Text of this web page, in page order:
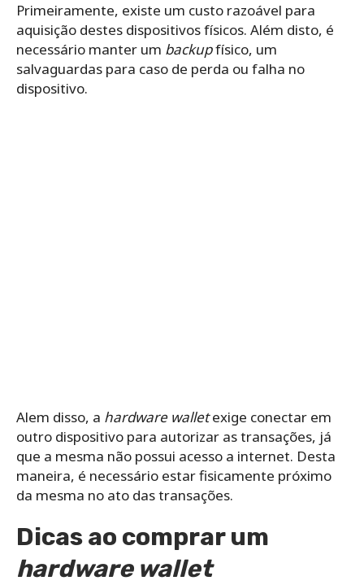
Primeiramente, existe um custo razoável para
aquisição destes dispositivos físicos. Além disto, é
necessário manter um backupfísico, um
salvaguardas para caso de perda ou falha no
dispositivo.
Alem disso, a hardware walletexige conectar em
outro dispositivo para autorizar as transações, já
que a mesma não possui acesso a internet. Desta
maneira, é necessário estar fisicamente próximo
da mesma no ato das transações.
Dicas ao comprar um
hardware wallet